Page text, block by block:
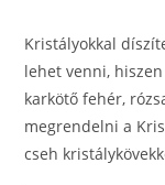
Kristályokkal
lehet venni,
karkötő fehér,
megrendelni a
cseh